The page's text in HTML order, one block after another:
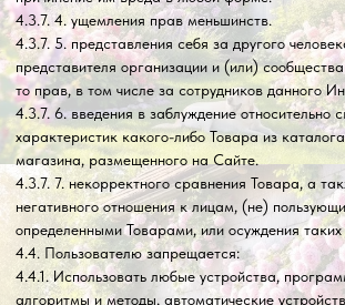
5.6. Пользователь должен незамедлительно уведомить
Администрацию сайта о несанкционированном использовании его
учётной записи или пароля или любом другом нарушении системы
безопасности.
5.7. Администрация сайта обладает правом в одностороннем
порядке аннулировать учетную запись Пользователя, если она не
использовалась более количество месяцев календарных месяцев
подряд без уведомления Пользователя.
5.8. Настоящее Соглашение распространяет свое действия на все
дополнительные положения и условия о покупке Товара и оказанию
услуг, предоставляемых на Сайте.
5.9. Информация, размещаемая на Сайте, не должна
истолковываться как изменение настоящего Соглашения.
5.10. Администрация сайта имеет право в любое время без
уведомления Пользователя вносить изменения в перечень Товаров
и услуг, предлагаемых на Сайте, и (или) в цены, применимые к
таким Товарам по их реализации и (или) оказываемым услугам
Интернет-магазином.